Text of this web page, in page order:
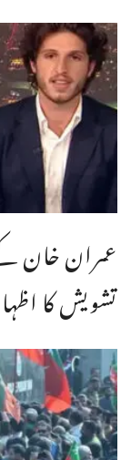
عمران خان
تشویش کا